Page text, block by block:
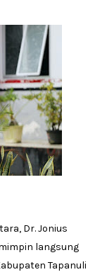
Dr. Jonius
langsung
Tapanuli